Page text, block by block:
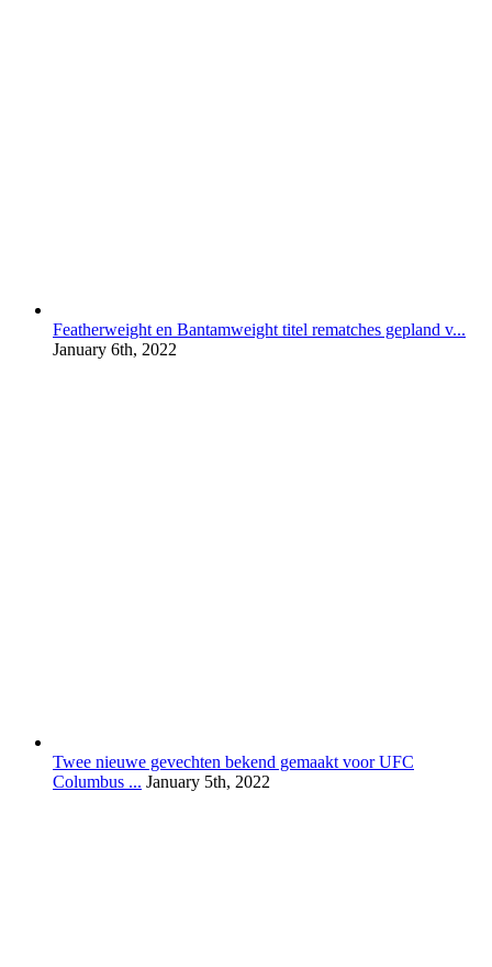
Featherweight en Bantamweight titel rematches gepland v...
January 6th, 2022
Twee nieuwe gevechten bekend gemaakt voor UFC
Columbus ... January 5th, 2022